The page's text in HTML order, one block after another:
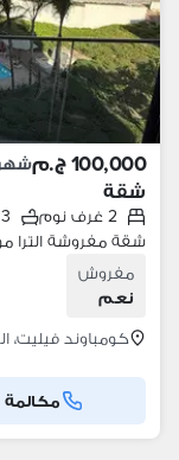
100,000 ج.م
شقة
2 غرف نوم 3 حمامات
شقة مفروشة الترا
مفروش
نعم
كومباوند فيليت،
مكالمة